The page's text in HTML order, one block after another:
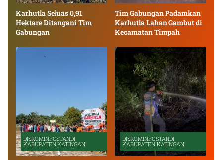
Karhutla Seluas 0,91
Hektare Ditangani Tim
Gabungan
Tim Gabungan Padamkan
Karhutla Lahan Gambut di
Kecamatan Timpah
DISKOMINFOSTANDI
KABUPATEN KATINGAN
DISKOMINFOSTANDI
KABUPATEN KATINGAN